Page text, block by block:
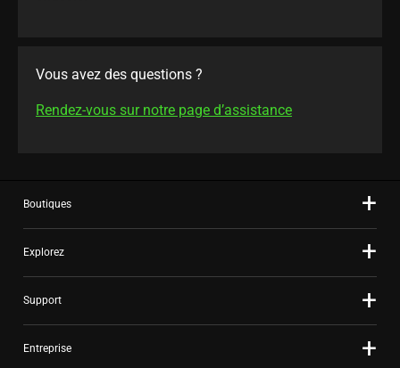
Vous avez des questions ?
Rendez-vous sur notre page d’assistance
Boutiques
Explorez
Support
Entreprise